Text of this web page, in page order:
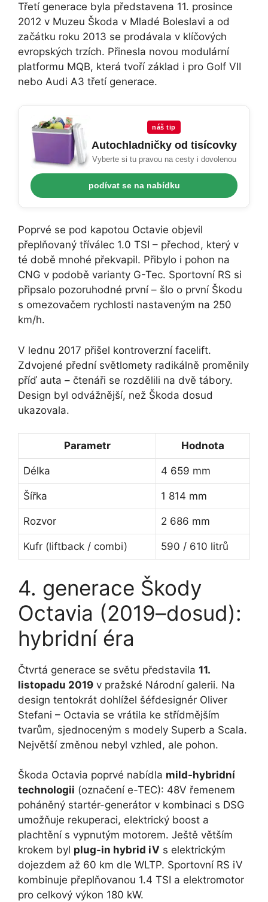
Třetí generace byla představena 11. prosince
2012 v Muzeu Škoda v Mladé Boleslavi a od
začátku roku 2013 se prodávala v klíčových
evropských trzích. Přinesla novou modulární
platformu MQB, která tvoří základ i pro Golf VII
nebo Audi A3 třetí generace.
náš tip
Autochladničky od tisícovky
Vyberte si tu pravou na cesty i dovolenou
podívat se na nabídku
Poprvé se pod kapotou Octavie objevil
přeplňovaný tříválec 1.0 TSI – přechod, který v
té době mnohé překvapil. Přibylo i pohon na
CNG v podobě varianty G-Tec. Sportovní RS si
připsalo pozoruhodné první – šlo o první Škodu
s omezovačem rychlosti nastaveným na 250
km/h.
V lednu 2017 přišel kontroverzní facelift.
Zdvojené přední světlomety radikálně proměnily
příď auta – čtenáři se rozdělili na dvě tábory.
Design byl odvážnější, než Škoda dosud
ukazovala.
Parametr Hodnota
Délka 4 659 mm
Šířka 1 814 mm
Rozvor 2 686 mm
Kufr (liftback / combi) 590 / 610 litrů
4. generace Škody
Octavia (2019–dosud):
hybridní éra
Čtvrtá generace se světu představila 11.
listopadu 2019 v pražské Národní galerii. Na
design tentokrát dohlížel šéfdesignér Oliver
Stefani – Octavia se vrátila ke střídmějším
tvarům, sjednoceným s modely Superb a Scala.
Největší změnou nebyl vzhled, ale pohon.
Škoda Octavia poprvé nabídla mild-hybridní
technologii (označení e-TEC): 48V řemenem
poháněný startér-generátor v kombinaci s DSG
umožňuje rekuperaci, elektrický boost a
plachtění s vypnutým motorem. Ještě větším
krokem byl plug-in hybrid iV s elektrickým
dojezdem až 60 km dle WLTP. Sportovní RS iV
kombinuje přeplňovanou 1.4 TSI a elektromotor
pro celkový výkon 180 kW.